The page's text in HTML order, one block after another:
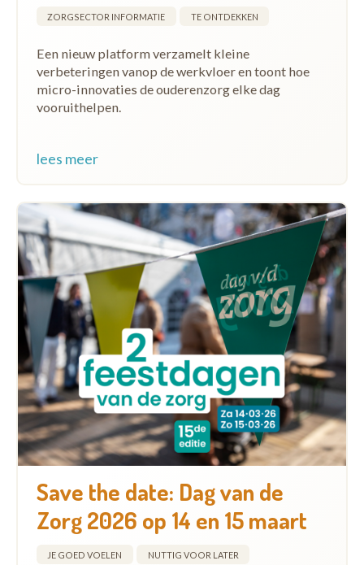
ZORGSECTOR INFORMATIE TE ONTDEKKEN
Een nieuw platform verzamelt kleine
verbeteringen vanop de werkvloer en toont hoe
micro-innovaties de ouderenzorg elke dag
vooruithelpen.
lees meer
Save the date: Dag van de
Zorg 2026 op 14 en 15 maart
JE GOED VOELEN NUTTIG VOOR LATER